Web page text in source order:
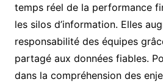
temps réel de la performance
les silos d’information. Elles
responsabilité des équipes
partagé aux données fiables.
dans la compréhension des